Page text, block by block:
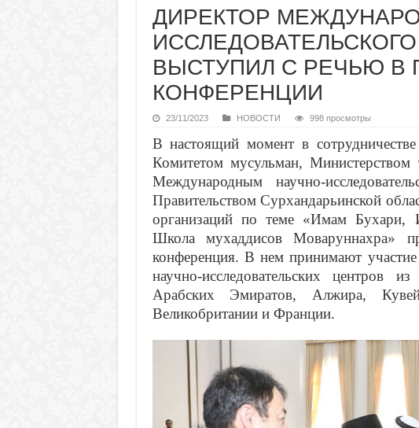
ДИРЕКТОР
ВЫСТУПИЛ С РЕЧЬЮ В
КОНФЕРЕНЦИИ
23/11/2023 НОВОСТИ 998 просмотры
В настоящий момент в
Комитетом мусульман, Министерством
Международным научно-
Правительством Сурхандарьинской
организаций по теме «Имам
Школа мухаддисов Моваруннахра»
конференция. В нем принимают участие
научно-исследовательских центров
Арабских Эмиратов, Алжира,
Великобритании и Франции.